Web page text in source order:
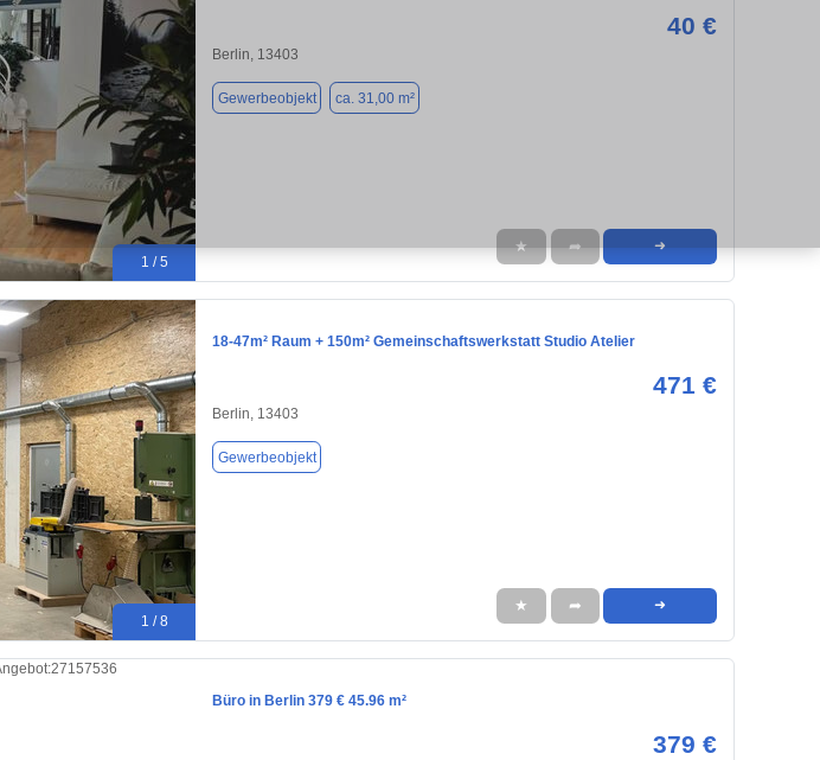
1 / 5
40 €
Berlin, 13403
Gewerbeobjekt ca. 31,00 m²
★ ➦ ➜
1 / 8
18-47m² Raum + 150m² Gemeinschaftswerkstatt Studio Atelier
471 €
Berlin, 13403
Gewerbeobjekt
★ ➦ ➜
Büro in Berlin 379 € 45.96 m²
379 €